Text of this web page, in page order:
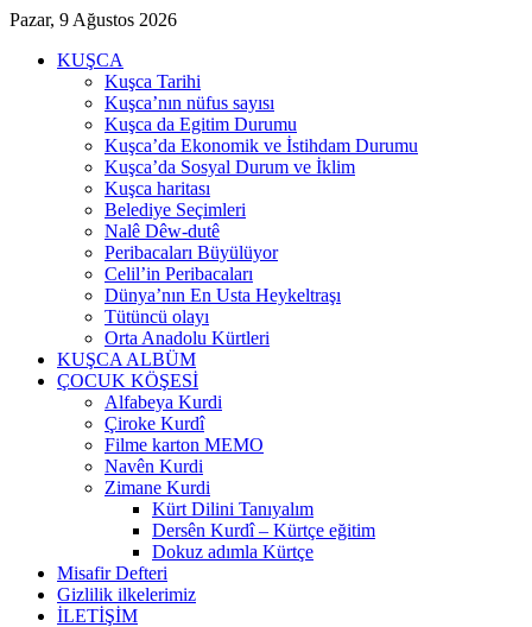
Pazar, 9 Ağustos 2026
KUŞCA
Kuşca Tarihi
Kuşca’nın nüfus sayısı
Kuşca da Egitim Durumu
Kuşca’da Ekonomik ve İstihdam Durumu
Kuşca’da Sosyal Durum ve İklim
Kuşca haritası
Belediye Seçimleri
Nalê Dêw-dutê
Peribacaları Büyülüyor
Celil’in Peribacaları
Dünya’nın En Usta Heykeltraşı
Tütüncü olayı
Orta Anadolu Kürtleri
KUŞCA ALBÜM
ÇOCUK KÖŞESİ
Alfabeya Kurdi
Çiroke Kurdî
Filme karton MEMO
Navên Kurdi
Zimane Kurdi
Kürt Dilini Tanıyalım
Dersên Kurdî – Kürtçe eğitim
Dokuz adımla Kürtçe
Misafir Defteri
Gizlilik ilkelerimiz
İLETİŞİM